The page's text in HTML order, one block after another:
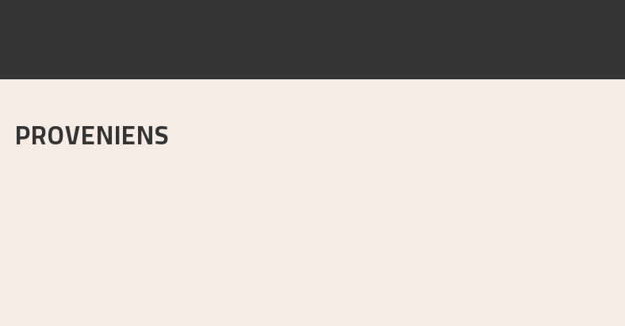
PROVENIENS